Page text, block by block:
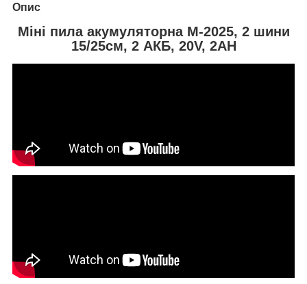
Опис
Міні пила акумуляторна M-2025, 2 шини
15/25см, 2 АКБ, 20V, 2AH